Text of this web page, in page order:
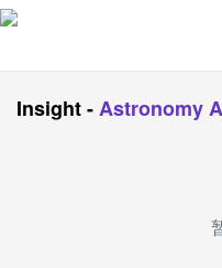
Insight-Astronomy